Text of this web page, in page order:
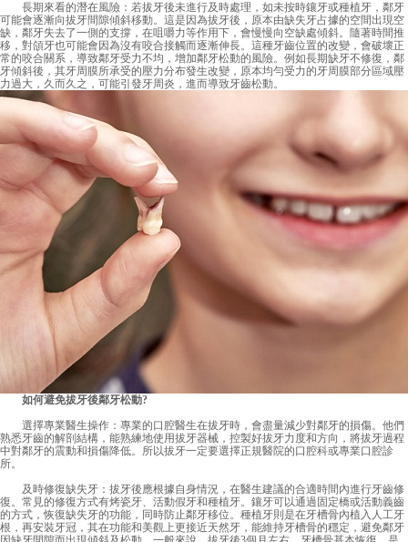
長期來看的潛在風險：若拔牙後未進行及時處理，如未按時鑲牙或種植牙，鄰牙
可能會逐漸向拔牙間隙傾斜移動。這是因為拔牙後，原本由缺失牙占據的空間出現空
缺，鄰牙失去了一側的支撐，在咀嚼力等作用下，會慢慢向空缺處傾斜。隨著時間推
移，對頜牙也可能會因為沒有咬合接觸而逐漸伸長。這種牙齒位置的改變，會破壞正
常的咬合關系，導致鄰牙受力不均，增加鄰牙松動的風險。例如長期缺牙不修復，鄰
牙傾斜後，其牙周膜所承受的壓力分布發生改變，原本均勻受力的牙周膜部分區域壓
力過大，久而久之，可能引發牙周炎，進而導致牙齒松動。
如何避免拔牙後鄰牙松動?
選擇專業醫生操作：專業的口腔醫生在拔牙時，會盡量減少對鄰牙的損傷。他們
熟悉牙齒的解剖結構，能熟練地使用拔牙器械，控製好拔牙力度和方向，將拔牙過程
中對鄰牙的震動和損傷降低。所以拔牙一定要選擇正規醫院的口腔科或專業口腔診
所。
及時修復缺失牙：拔牙後應根據自身情況，在醫生建議的合適時間內進行牙齒修
復。常見的修復方式有烤瓷牙、活動假牙和種植牙。鑲牙可以通過固定橋或活動義齒
的方式，恢復缺失牙的功能，同時防止鄰牙移位。種植牙則是在牙槽骨內植入人工牙
根，再安裝牙冠，其在功能和美觀上更接近天然牙，能維持牙槽骨的穩定，避免鄰牙